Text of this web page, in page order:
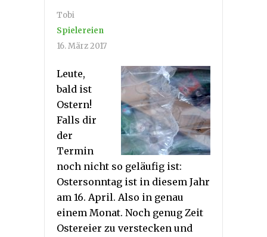
Tobi
Spielereien
16. März 2017
Leute,
bald ist
Ostern!
Falls dir
der
Termin
noch nicht so geläufig ist:
Ostersonntag ist in diesem Jahr
am 16. April. Also in genau
einem Monat. Noch genug Zeit
Ostereier zu verstecken und